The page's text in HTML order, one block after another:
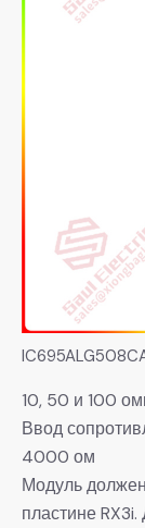
10, 50 и 100
Ввод
4000 ом
Модуль
пластине